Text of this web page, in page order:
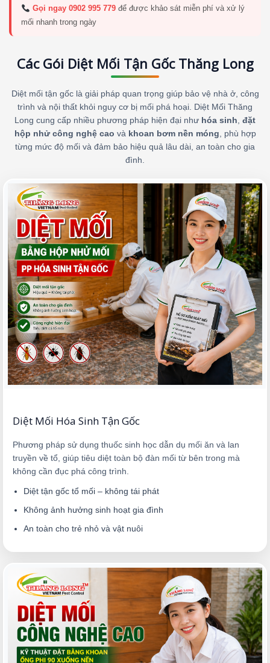
Gọi ngay 0902 995 779để được khảo sát miễn phí và xử lý
mối nhanh trong ngày
Các Gói Diệt Mối Tận Gốc Thăng Long
Diệt mối tận gốc là giải pháp quan trọng giúp bảo vệ nhà ở, công
trình và nội thất khỏi nguy cơ bị mối phá hoại. Diệt Mối Thăng
Long cung cấp nhiều phương pháp hiện đại như hóa sinh, đặt
hộp nhử công nghệ cao và khoan bơm nền móng, phù hợp
từng mức độ mối và đảm bảo hiệu quả lâu dài, an toàn cho gia
đình.
Diệt Mối Hóa Sinh Tận Gốc
Phương pháp sử dụng thuốc sinh học dẫn dụ mối ăn và lan
truyền về tổ, giúp tiêu diệt toàn bộ đàn mối từ bên trong mà
không cần đục phá công trình.
Diệt tận gốc tổ mối – không tái phát
Không ảnh hưởng sinh hoạt gia đình
An toàn cho trẻ nhỏ và vật nuôi